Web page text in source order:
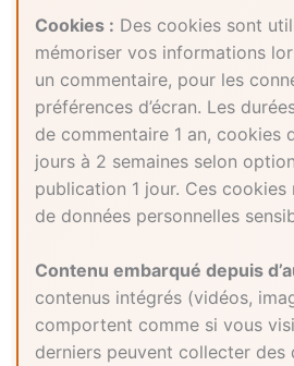
Cookies : Des cookies sont
mémoriser vos informations
un commentaire, pour les
préférences d’écran. Les
de commentaire 1 an, cookies
jours à 2 semaines selon
publication 1 jour. Ces
de données personnelles
Contenu embarqué depuis
contenus intégrés (vidéos,
comportent comme si vous
derniers peuvent collecter des